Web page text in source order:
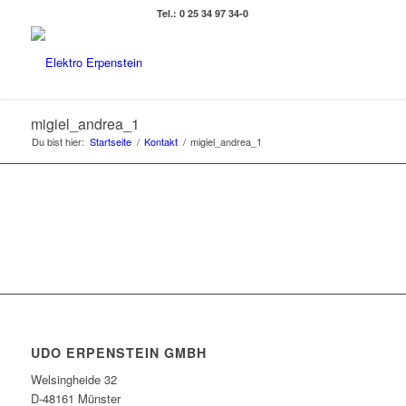
Tel.: 0 25 34 97 34-0
migiel_andrea_1
Du bist hier: Startseite / Kontakt / migiel_andrea_1
UDO ERPENSTEIN GMBH
Welsingheide 32
D-48161 Münster